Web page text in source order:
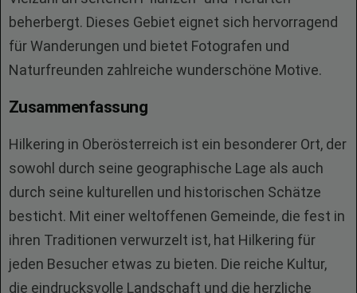
beherbergt. Dieses Gebiet eignet sich hervorragend
für Wanderungen und bietet Fotografen und
Naturfreunden zahlreiche wunderschöne Motive.
Zusammenfassung
Hilkering in Oberösterreich ist ein besonderer Ort, der
sowohl durch seine geographische Lage als auch
durch seine kulturellen und historischen Schätze
besticht. Mit einer weltoffenen Gemeinde, die fest in
ihren Traditionen verwurzelt ist, hat Hilkering für
jeden Besucher etwas zu bieten. Die reiche Kultur,
die eindrucksvolle Landschaft und die herzliche